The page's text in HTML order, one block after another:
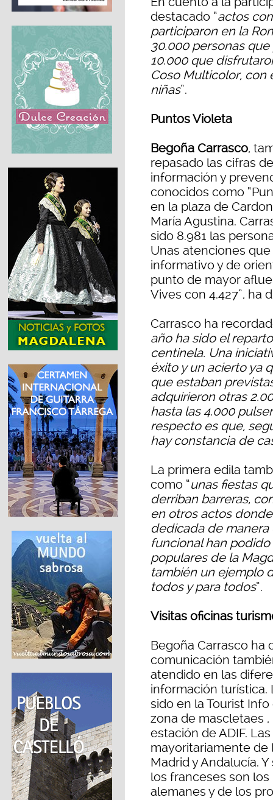
destacado “actos
participaron en la
30.000 personas
10.000 que
Coso Multicolor, con
niñas”.
Puntos Violeta
Begoña Carrasco,
repasado las cifras
información y
conocidos como
en la plaza de
María Agustina.
sido 8.981 las
Unas atenciones
informativo y de
punto de mayor
Vives con 4.427”, ha
Carrasco ha
año ha sido el
centinela. Una
éxito y un acierto ya
que estaban
adquirieron otras
hasta las 4.000
respecto es que,
hay constancia de
La primera edila
como “unas fiestas
derriban barreras,
en otros actos
dedicada de
funcional han
populares de la
también un ejemplo
todos y para todos”.
Visitas oficinas
Begoña Carrasco ha
comunicación
atendido en las
información turística.
sido en la Tourist
zona de mascletaes ,
estación de ADIF.
mayoritariamente de
Madrid y Andalucía.
los franceses son
alemanes y de los